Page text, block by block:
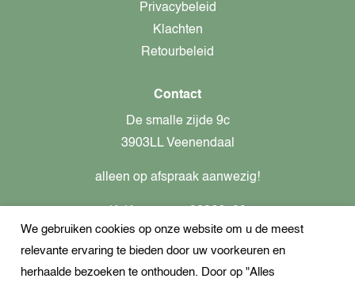
Privacybeleid
Klachten
Retourbeleid
Contact
De smalle zijde 9c
3903LL Veenendaal
alleen op afspraak aanwezig!
Btw-nummer: nl862437301B01
+31621944547
We gebruiken cookies op onze website om u de meest
relevante ervaring te bieden door uw voorkeuren en
herhaalde bezoeken te onthouden. Door op "Alles